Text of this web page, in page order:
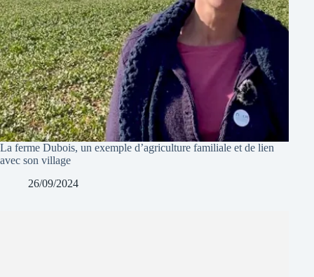
La ferme Dubois, un exemple d’agriculture familiale et de lien
avec son village
26/09/2024